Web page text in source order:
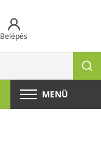
Belépés
MENÜ